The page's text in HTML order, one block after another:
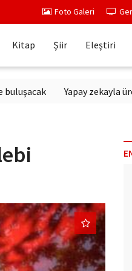
Foto Galeri
Kitap Şiir Eleştiri
Yapay zekayla üretilen